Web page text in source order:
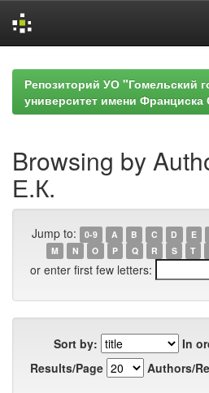
navigationРепозиторий УО "Гомельский
университет имени
Browsing by
Е.К.
Jump to: 0-9 A B C D E
M
N O P Q R S T
or enter first few letters:
Sort by:
In
Results/Page
Authors/